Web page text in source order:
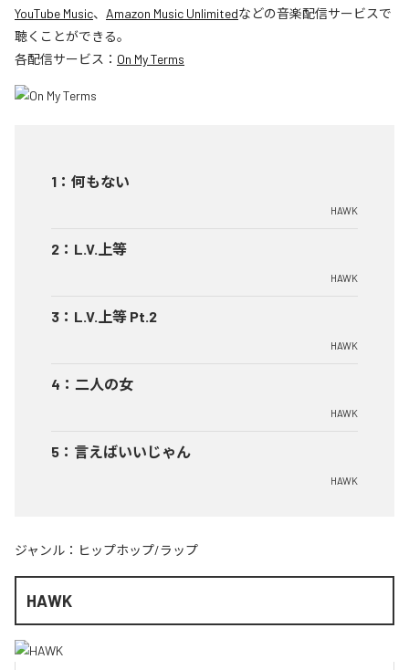
YouTube Music、 Amazon Music Unlimitedなどの音楽配信サービスで
聴くことができる。
各配信サービス： On My Terms
1 ： 何もない
HAWK
2 ： L.V.上等
HAWK
3 ： L.V.上等 Pt.2
HAWK
4 ： 二人の女
HAWK
5 ： 言えばいいじゃん
HAWK
ジャンル： ヒップホップ/ラップ
HAWK